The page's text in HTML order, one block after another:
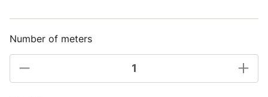
Number of meters